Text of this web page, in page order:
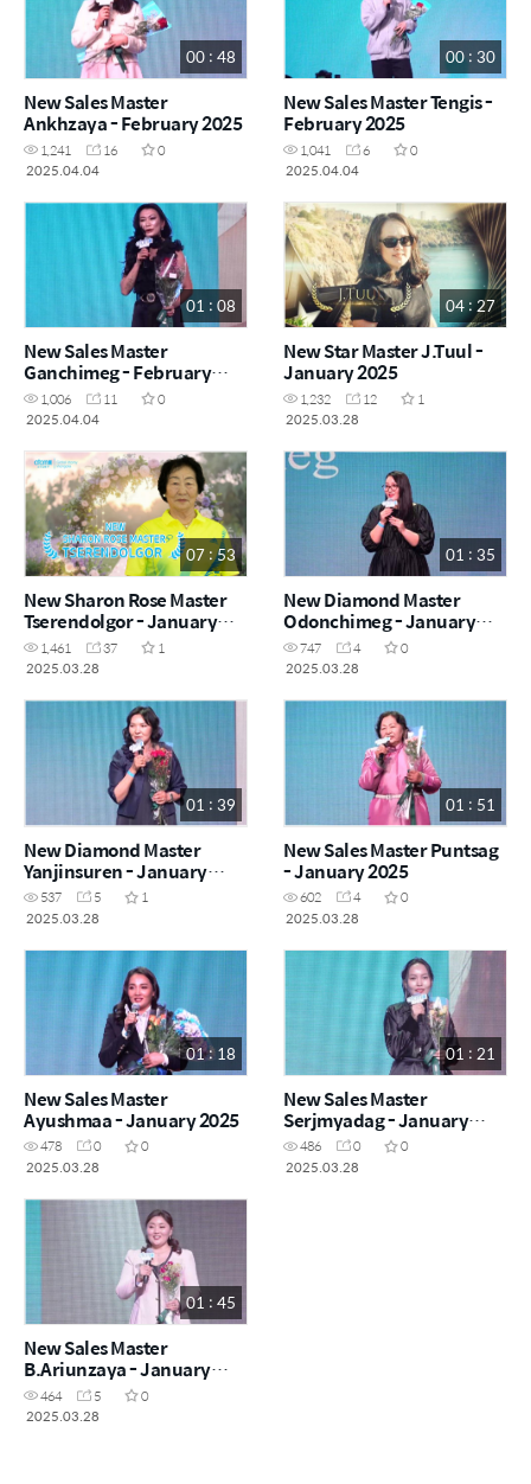
00 : 48
New Sales Master
Ankhzaya - February 2025
1,241 16
0
2025.04.04
00 : 30
New Sales Master Tengis -
February 2025
1,041 6
0
2025.04.04
01 : 08
New Sales Master
Ganchimeg - February
2025
1,006 11
0
2025.04.04
04 : 27
New Star Master J.Tuul -
January 2025
1,232 12
1
2025.03.28
07 : 53
New Sharon Rose Master
Tserendolgor - January
2025
1,461 37
1
2025.03.28
01 : 35
New Diamond Master
Odonchimeg - January
2025
747 4
0
2025.03.28
01 : 39
New Diamond Master
Yanjinsuren - January
2025
537 5
1
2025.03.28
01 : 51
New Sales Master Puntsag
- January 2025
602 4
0
2025.03.28
01 : 18
New Sales Master
Ayushmaa - January 2025
478 0
0
2025.03.28
01 : 21
New Sales Master
Serjmyadag - January
2025
486 0
0
2025.03.28
01 : 45
New Sales Master
B.Ariunzaya - January
2025
464 5
0
2025.03.28